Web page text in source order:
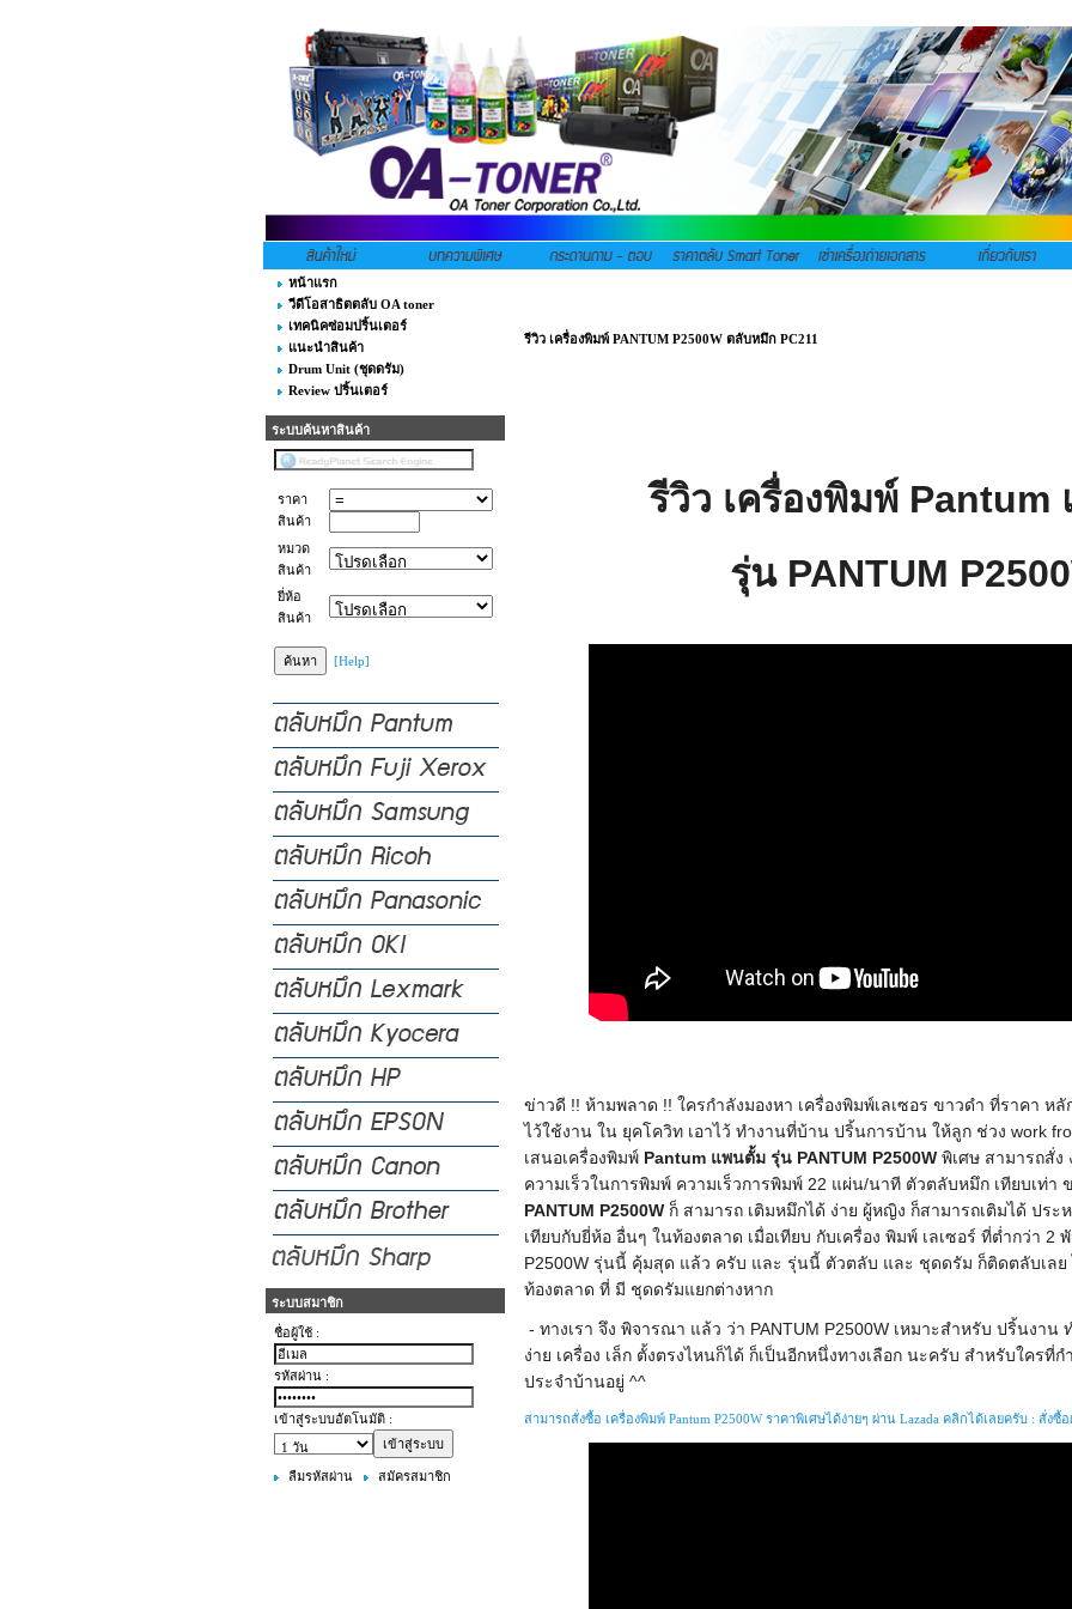
หน้าแรก
วีดีโอสาธิตตลับ OA toner
เทคนิคซ่อมปริ้นเตอร์
แนะนำสินค้า
Drum Unit (ชุดดรัม)
Review ปริ้นเตอร์
ระบบค้นหาสินค้า
ราคา
สินค้า
หมวด
สินค้า
ยี่ห้อ
สินค้า
[Help]
ระบบสมาชิก
ชื่อผู้ใช้ :
รหัสผ่าน :
เข้าสู่ระบบอัตโนมัติ :
ลืมรหัสผ่าน สมัครสมาชิก
รีวิว เครื่องพิมพ์ PANTUM P2500W ตลับหมึก PC211
รีวิว เครื่องพิมพ์
รุ่น PANTUM
ข่าวดี !! ห้ามพลาด !! ใครกำลังมองหา เครื่องพิมพ์เลเซอร ขาวดำ ที่ราคา
ไว้ใช้งาน ใน ยุคโควิท เอาไว้ ทำงานที่บ้าน ปริ้นการบ้าน ให้ลูก ช่วง work
เสนอเครื่องพิมพ์ Pantum แพนตั้ม รุ่น PANTUM P2500W พิเศษ สามารถสั่ง
ความเร็วในการพิมพ์ ความเร็วการพิมพ์ 22 แผ่น/นาที ตัวตลับหมึก เทียบเท่า
PANTUM P2500W ก็ สามารถ เติมหมึกได้ ง่าย ผู้หญิง ก็สามารถเติมได้ ประ
เทียบกับยี่ห้อ อื่นๆ ในท้องตลาด เมื่อเทียบ กับเครื่อง พิมพ์ เลเซอร์ ที่ต่ำกว่า 2
P2500W รุ่นนี้ คุ้มสุด แล้ว ครับ และ รุ่นนี้ ตัวตลับ และ ชุดดรัม ก็ติดตลับเลย
ท้องตลาด ที่ มี ชุดดรัมแยกต่างหาก
ง่าย เครื่อง เล็ก ตั้งตรงไหนก็ได้ ก็เป็นอีกหนึ่งทางเลือก นะครับ สำหรับใครที่ก
ประจำบ้านอยู่ ^^
สามารถสั่งซื้อ เครื่องพิมพ์ Pantum P2500W ราคาพิเศษได้ง่ายๆ ผ่าน Lazada คลิกได้เลยครับ : สั่งซื้